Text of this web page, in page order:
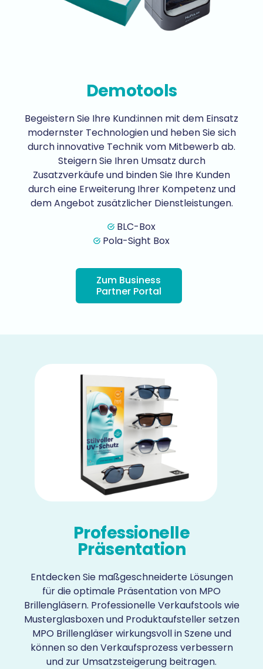
Demotools
Begeistern Sie Ihre Kund:innen mit dem Einsatz
modernster Technologien und heben Sie sich
durch innovative Technik vom Mitbewerb ab.
Steigern Sie Ihren Umsatz durch
Zusatzverkäufe und binden Sie Ihre Kunden
durch eine Erweiterung Ihrer Kompetenz und
dem Angebot zusätzlicher Dienstleistungen.
BLC-Box
Pola-Sight Box
Zum Business
Partner Portal
Professionelle
Präsentation
Entdecken Sie maßgeschneiderte Lösungen
für die optimale Präsentation von MPO
Brillengläsern. Professionelle Verkaufstools wie
Musterglasboxen und Produktaufsteller setzen
MPO Brillengläser wirkungsvoll in Szene und
können so den Verkaufsprozess verbessern
und zur Umsatzsteigerung beitragen.